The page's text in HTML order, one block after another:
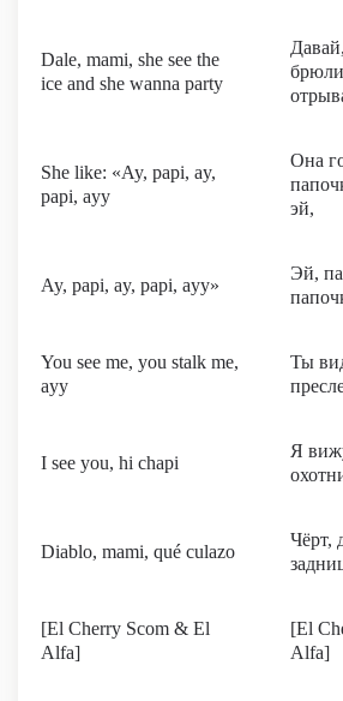
Dale, mami, she see the
ice and she wanna party
She like: «Ay, papi, ay,
papi, ayy
Она
эй,
Ay, papi, ay, papi, ayy»
Эй,
You see me, you stalk me,
ayy
Ты
I see you, hi chapi
Я
Diablo, mami, qué culazo
Чёрт,
[El Cherry Scom & El
Alfa]
[El
Alfa]